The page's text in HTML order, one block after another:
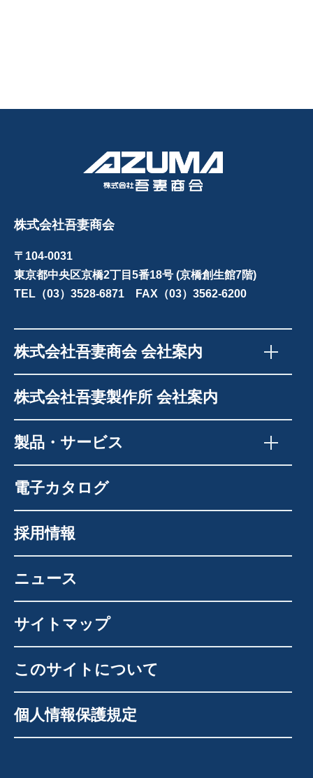
株式会社吾妻商会
〒104-0031
東京都中央区京橋2丁目5番18号 (京橋創生館7階)
TEL（03）3528-6871 FAX（03）3562-6200
株式会社吾妻商会 会社案内
株式会社吾妻製作所 会社案内
製品・サービス
電子カタログ
採用情報
ニュース
サイトマップ
このサイトについて
個人情報保護規定